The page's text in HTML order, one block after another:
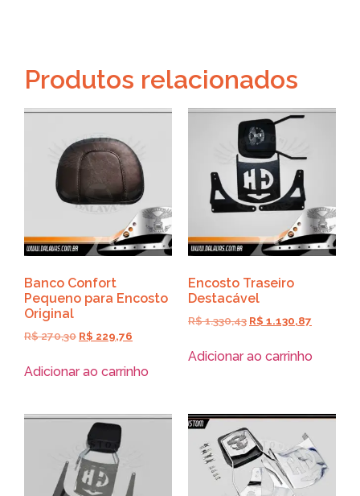
Produtos relacionados
Banco Confort
Pequeno para Encosto
Original
R$270,30 R$ 229,76
Adicionar ao carrinho
Encosto Traseiro
Destacável
R$1.330,43 R$ 1.130,87
Adicionar ao carrinho